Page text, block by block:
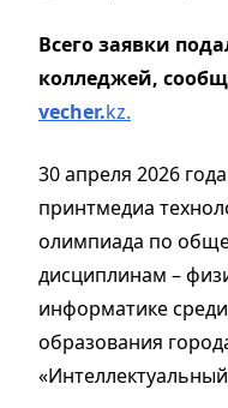
Всего заявки
колледжей,
vecher.kz.
30 апреля 2026
принтмедиа
олимпиада по
дисциплинам –
информатике
образования